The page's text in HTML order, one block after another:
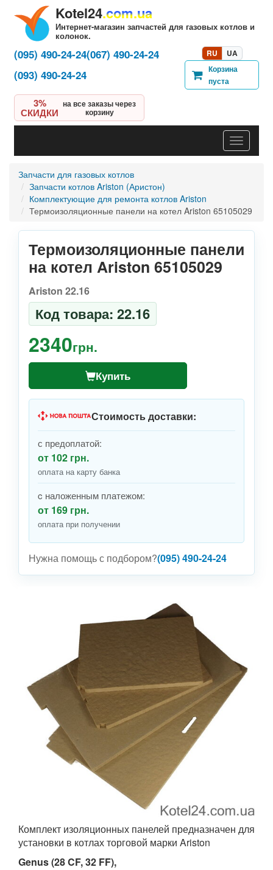
Kotel24.com.ua
Интернет-магазин запчастей для газовых котлов и
колонок.
3%
СКИДКИ
на все заказы через
корзину
(095) 490-24-24(067) 490-24-24
(093) 490-24-24
RU
UA
Корзина
пуста
Запчасти для газовых котлов
Запчасти котлов Ariston (Аристон)
Комплектующие для ремонта котлов Ariston
Термоизоляционные панели на котел Ariston 65105029
Термоизоляционные панели
на котел Ariston 65105029
Ariston 22.16
Код товара: 22.16
2340грн.
Купить
Стоимость доставки:
с предоплатой:
от 102 грн.
оплата на карту банка
c наложенным платежом:
от 169 грн.
оплата при получении
Нужна помощь с подбором?(095) 490-24-24
Комплект изоляционных панелей предназначен для
установки в котлах торговой марки Ariston
Genus (28 CF, 32 FF),